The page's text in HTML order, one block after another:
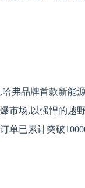
哈弗品牌首款新能
爆市场,以强悍的越
单已累计突破